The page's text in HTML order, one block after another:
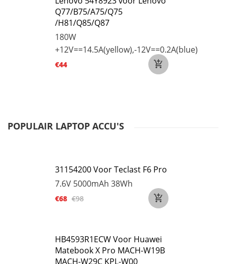
Q77/B75/A75/Q75
/H81/Q85/Q87
180W
+12V==14.5A(yellow),-12V==0.2A(blue)
€44
POPULAIR LAPTOP ACCU'S
31154200 Voor Teclast F6 Pro
7.6V 5000mAh 38Wh
€68 €98
HB4593R1ECW Voor Huawei
Matebook X Pro MACH-W19B
MACH-W29C KPL-W00